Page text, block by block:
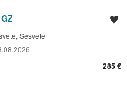
Sesvete
285 €